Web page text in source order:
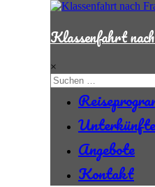
Zum
springen
Klassenfahrt
×
Unterkünfte
Angebote
Kontakt